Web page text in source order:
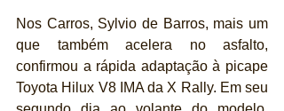
Nos Carros, Sylvio de Barros, mais um
que também acelera no asfalto,
confirmou a rápida adaptação à picape
Toyota Hilux V8 IMA da X Rally. Em seu